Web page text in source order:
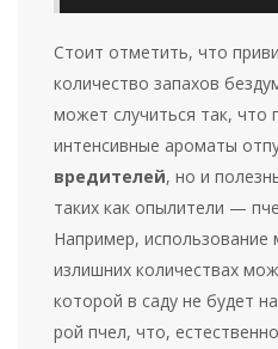
Стоит отметить, что
количество запахов
может случиться так, что
интенсивные ароматы
вредителей, но и
таких как опылители —
Например, использование
излишних количествах
которой в саду не будет
рой пчел, что,